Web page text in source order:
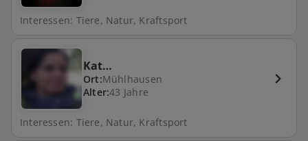
Interessen: Tiere, Natur, Kraftsport
Kat…
Ort:Mühlhausen
Alter:43 Jahre
Interessen: Tiere, Natur, Kraftsport